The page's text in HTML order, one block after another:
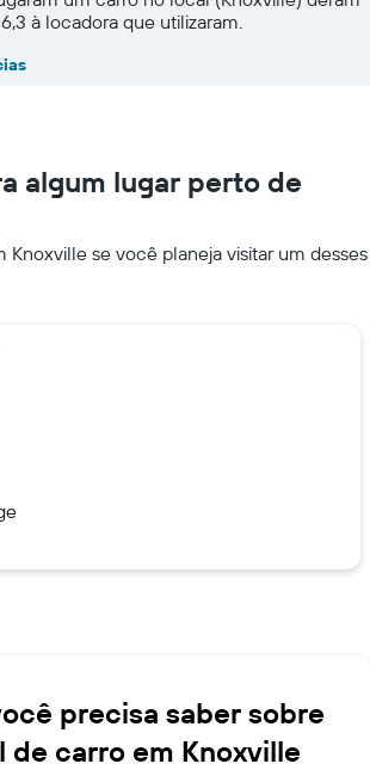
à locadora que utilizaram.
algum lugar perto de
Knoxville se você planeja visitar um desses
precisa saber sobre
de carro em Knoxville